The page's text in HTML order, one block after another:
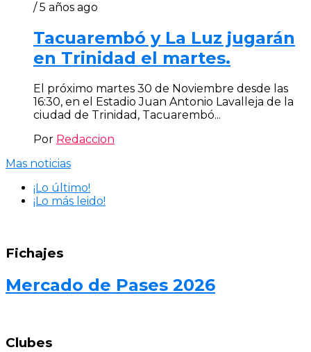
/ 5 años ago
Tacuarembó y La Luz jugarán
en Trinidad el martes.
El próximo martes 30 de Noviembre desde las
16:30, en el Estadio Juan Antonio Lavalleja de la
ciudad de Trinidad, Tacuarembó...
Por Redaccion
Mas noticias
¡Lo último!
¡Lo más leido!
Fichajes
Mercado de Pases 2026
Clubes